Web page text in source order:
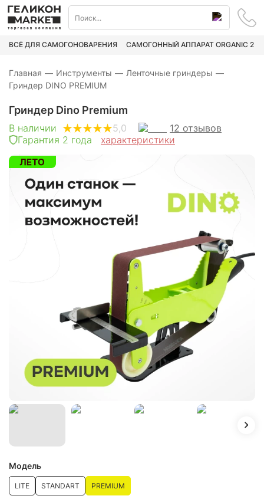
ВСЁ ДЛЯ САМОГОНОВАРЕНИЯ САМОГОННЫЙ АППАРАТ ORGANIC 2
Главная — Инструменты — Ленточные гриндеры —
Гриндер DINO PREMIUM
Гриндер Dino Premium
В наличии 5,0 12 отзывов
Гарантия 2 года
характеристики
Модель
LITE STANDART PREMIUM